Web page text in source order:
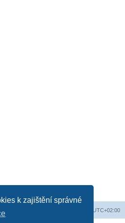
k zajištění správné
UTC+02:00